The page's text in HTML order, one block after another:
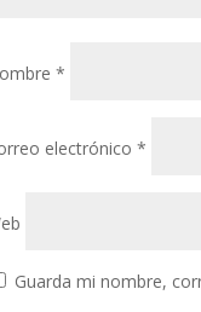
*
electrónico*
Guarda mi nombre,